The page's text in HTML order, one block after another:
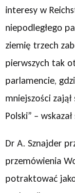
interesy w
niepodległego
ziemię trzech
pierwszych tak
parlamencie,
mniejszości
Polski” –
Dr A. Sznajder
przemówienia
potraktować